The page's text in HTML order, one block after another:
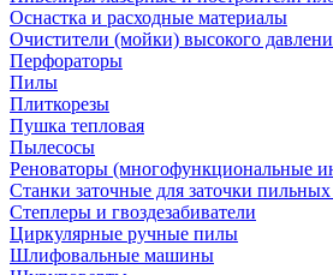
Оснастка и расходные материалы
Очистители (мойки) высокого
Перфораторы
Пилы
Плиткорезы
Пушка тепловая
Пылесосы
Реноваторы (многофункциональные
Станки заточные для заточки
Степлеры и гвоздезабиватели
Циркулярные ручные пилы
Шлифовальные машины